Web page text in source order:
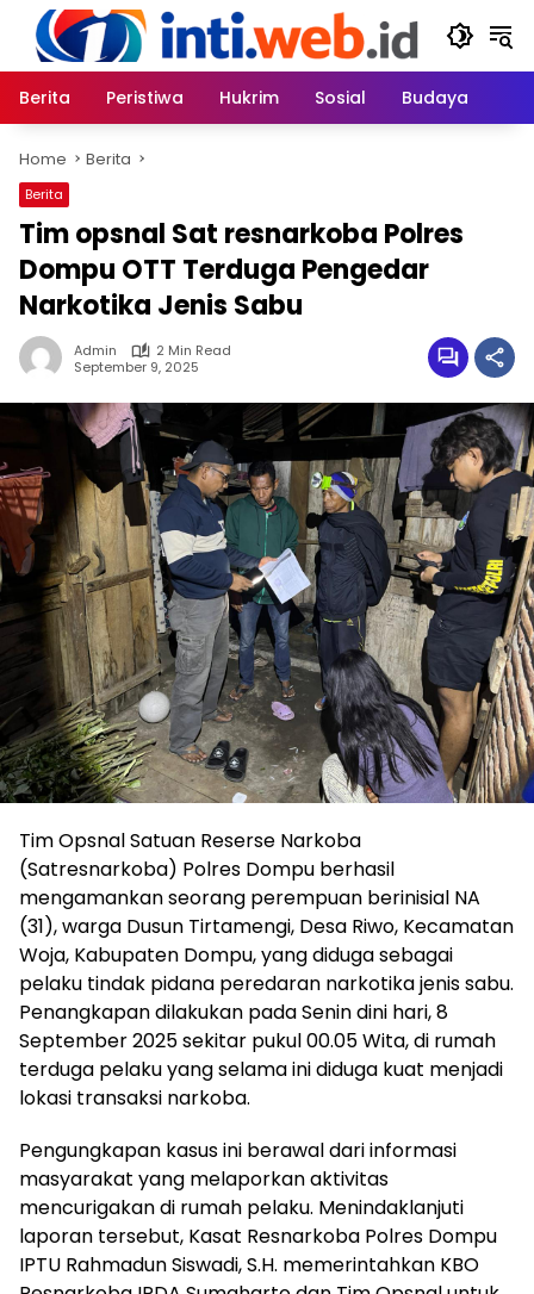
content
Berita
Peristiwa Hukrim Sosial Budaya
Home Berita
Berita
Tim opsnal Sat resnarkoba Polres
Dompu OTT Terduga Pengedar
Narkotika Jenis Sabu
Admin
2 Min Read
September 9, 2025
Tim Opsnal Satuan Reserse Narkoba
(Satresnarkoba) Polres Dompu berhasil
mengamankan seorang perempuan berinisial NA
(31), warga Dusun Tirtamengi, Desa Riwo, Kecamatan
Woja, Kabupaten Dompu, yang diduga sebagai
pelaku tindak pidana peredaran narkotika jenis sabu.
Penangkapan dilakukan pada Senin dini hari, 8
September 2025 sekitar pukul 00.05 Wita, di rumah
terduga pelaku yang selama ini diduga kuat menjadi
lokasi transaksi narkoba.
Pengungkapan kasus ini berawal dari informasi
masyarakat yang melaporkan aktivitas
mencurigakan di rumah pelaku. Menindaklanjuti
laporan tersebut, Kasat Resnarkoba Polres Dompu
IPTU Rahmadun Siswadi, S.H. memerintahkan KBO